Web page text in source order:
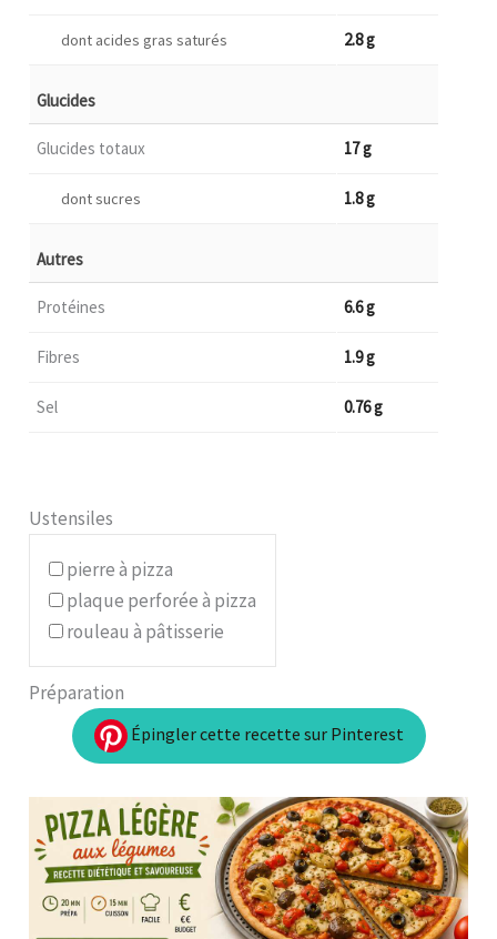
dont acides gras saturés 2.8 g
Glucides
Glucides totaux 17 g
dont sucres 1.8 g
Autres
Protéines 6.6 g
Fibres 1.9 g
Sel 0.76 g
Ustensiles
pierre à pizza
plaque perforée à pizza
rouleau à pâtisserie
Préparation
Épingler cette recette sur Pinterest